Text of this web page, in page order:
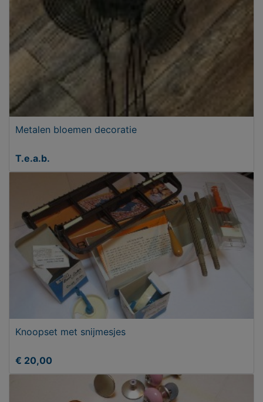
Metalen bloemen decoratie
T.e.a.b.
Knoopset met snijmesjes
€ 20,00